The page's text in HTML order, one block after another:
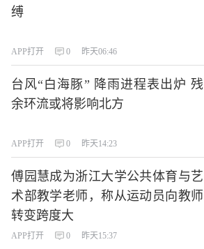
缚
APP打开 0 昨天06:46
台风“白海豚” 降雨进程表出炉 残
余环流或将影响北方
APP打开 0 昨天14:23
傅园慧成为浙江大学公共体育与艺
术部教学老师，称从运动员向教师
转变跨度大
APP打开 0 昨天15:37